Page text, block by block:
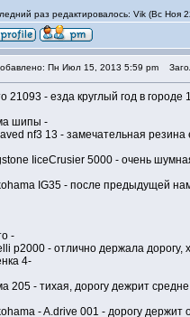
раз редактировалось: Vik (Вс Ноя
Пн Июл 15, 2013 5:59 pm
21093 - езда круглый год в
шипы -
nf3 13 - замечательная
IiceCrusier 5000 - очень
IG35 - после предыдущей
-
p2000 - отлично держала
4-
205 - тихая, дорогу дежрит
- A.drive 001 - дорогу